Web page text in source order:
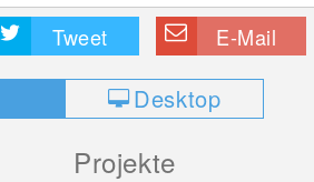
Tweet E-Mail
Desktop
Projekte